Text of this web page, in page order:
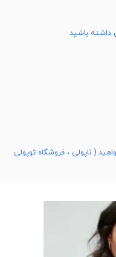
داشته باشید
( ناپولی ، فروشگاه توپولی